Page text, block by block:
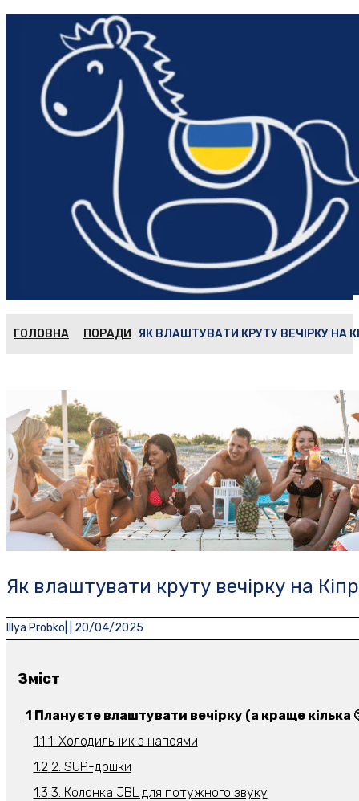
ГОЛОВНА ПОРАДИ ЯК ВЛАШТУВАТИ КРУТУ ВЕЧІРКУ НА
Як влаштувати круту вечірку на
Illya Probko 20/04/2025
Зміст
Плануєте влаштувати вечірку (а краще кілька
1. Холодильник з напоями
2. SUP-дошки
3. Колонка JBL для потужного звуку